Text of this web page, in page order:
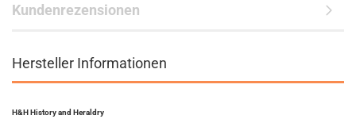
Kundenrezensionen
Hersteller Informationen
H&H History and Heraldry